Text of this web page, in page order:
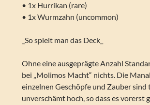
• 1x Hurrikan (rare)
• 1x Wurmzahn (uncommon)
_So spielt man das Deck_
Ohne eine ausgeprägte Anzahl
bei „Molimos Macht“ nichts. Die
einzelnen Geschöpfe und Zauber sind
unverschämt hoch, so dass es vorerst